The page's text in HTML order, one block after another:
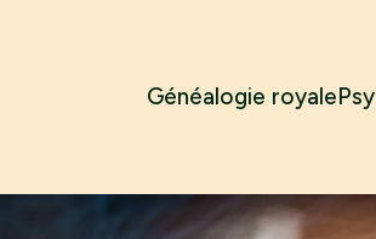
Généalogie royale